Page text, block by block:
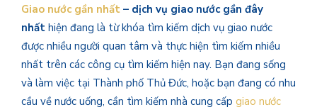
Giao nước gần nhất – dịch vụ giao nước gần đây
nhất hiện đang là từ khóa tìm kiếm dịch vụ giao nước
được nhiều người quan tâm và thực hiện tìm kiếm nhiều
nhất trên các công cụ tìm kiếm hiện nay. Bạn đang sống
và làm việc tại Thành phố Thủ Đức, hoặc bạn đang có nhu
cầu về nước uống, cần tìm kiếm nhà cung cấp giao nước